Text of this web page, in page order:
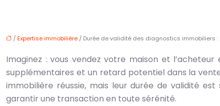
/Expertise immobilière / Durée de validité des diagnostics immobiliers :
Imaginez : vous vendez votre maison et
supplémentaires et un retard potentiel dans la
immobilière réussie, mais leur durée de validité
garantir une transaction en toute sérénité.